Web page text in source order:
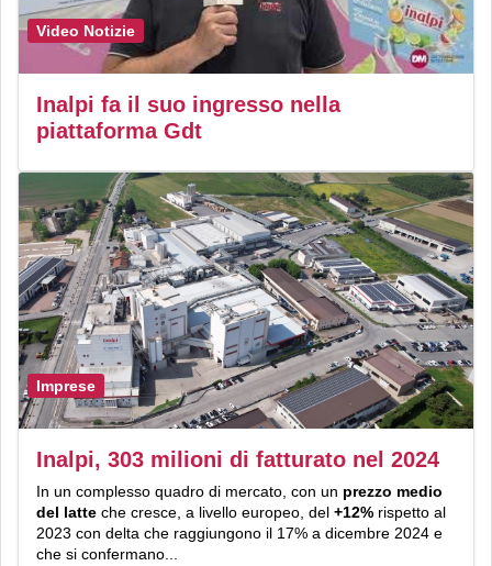
Video Notizie
Inalpi fa il suo ingresso nella
piattaforma Gdt
Imprese
Inalpi, 303 milioni di fatturato nel 2024
In un complesso quadro di mercato, con un prezzo medio
del latte che cresce, a livello europeo, del +12% rispetto al
2023 con delta che raggiungono il 17% a dicembre 2024 e
che si confermano...